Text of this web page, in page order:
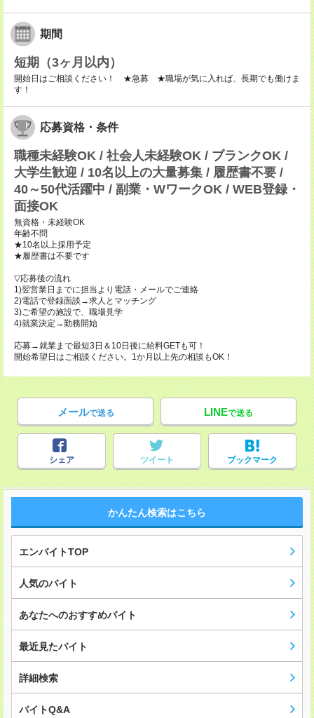
期間
短期（3ヶ月以内）
開始日はご相談ください！ ★急募 ★職場が気に入れば、長期でも働けま
す！
応募資格・条件
職種未経験OK / 社会人未経験OK / ブランクOK /
大学生歓迎 / 10名以上の大量募集 / 履歴書不要 /
40～50代活躍中 / 副業・WワークOK / WEB登録・
面接OK
無資格・未経験OK
年齢不問
★10名以上採用予定
★履歴書は不要です
▽応募後の流れ
1)翌営業日までに担当より電話・メールでご連絡
2)電話で登録面談→求人とマッチング
3)ご希望の施設で、職場見学
4)就業決定→勤務開始
応募→就業まで最短3日＆10日後に給料GETも可！
開始希望日はご相談ください。1か月以上先の相談もOK！
メールで送る LINEで送る
シェア ツイート ブックマーク
かんたん検索はこちら
エンバイトTOP
人気のバイト
あなたへのおすすめバイト
最近見たバイト
詳細検索
バイトQ&A